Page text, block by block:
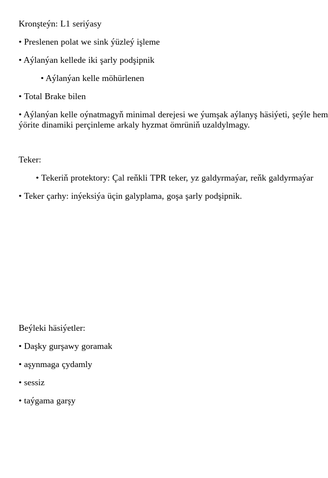
Kronşteýn: L1 seriýasy
• Preslenen polat we sink ýüzleý işleme
• Aýlanýan kellede iki şarly podşipnik
• Aýlanýan kelle möhürlenen
• Total Brake bilen
• Aýlanýan kelle oýnatmagyň minimal derejesi we ýumşak aýlanyş häsiýeti, şeýle hem
ýörite dinamiki perçinleme arkaly hyzmat ömrüniň uzaldylmagy.
Teker:
• Tekeriň protektory: Çal reňkli TPR teker, yz galdyrmaýar, reňk galdyrmaýar
• Teker çarhy: inýeksiýa üçin galyplama, goşa şarly podşipnik.
Beýleki häsiýetler:
• Daşky gurşawy goramak
• aşynmaga çydamly
• sessiz
• taýgama garşy